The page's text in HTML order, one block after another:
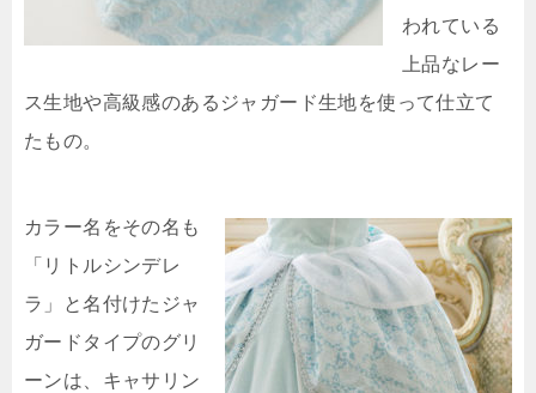
われている
上品なレー
ス生地や高級感のあるジャガード生地を使って仕立て
たもの。
カラー名をその名も
「リトルシンデレ
ラ」と名付けたジャ
ガードタイプのグリ
ーンは、キャサリン